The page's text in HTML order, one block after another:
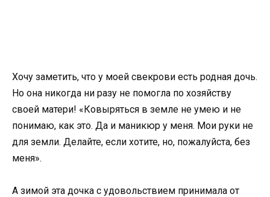
Хочу заметить, что у моей свекрови есть родная дочь.
Но она никогда ни разу не помогла по хозяйству
своей матери! «Ковыряться в земле не умею и не
понимаю, как это. Да и маникюр у меня. Мои руки не
для земли. Делайте, если хотите, но, пожалуйста, без
меня».
А зимой эта дочка с удовольствием принимала от